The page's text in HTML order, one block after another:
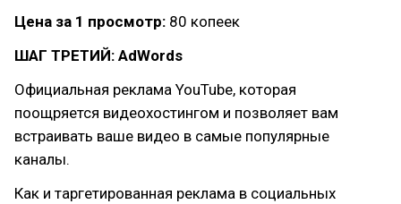
Цена за 1 просмотр: 80 копеек
ШАГ ТРЕТИЙ: AdWords
Официальная реклама YouTube, которая
поощряется видеохостингом и позволяет вам
встраивать ваше видео в самые популярные
каналы.
Как и таргетированная реклама в социальных